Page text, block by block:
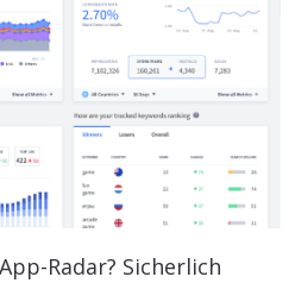
Radar? Sicherlich